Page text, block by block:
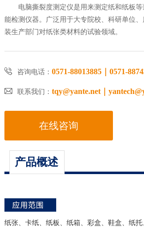
电脑撕裂度测定仪是用来测定纸和纸板
能检测仪器。广泛用于大专院校、科研单位
装生产部门对纸张类材料的试验领域。
 咨询电话： 0571-88013885｜0571-
 联系我们： tqy@yante.net｜
在线咨询
产品概述
纸张、卡纸、纸板、纸箱、彩盒、鞋盒、纸